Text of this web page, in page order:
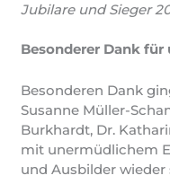
Jubilare und Sieger
Besonderer Dank
Besonderen Dank
Susanne Müller-
Burkhardt, Dr.
mit unermüdlichem
und Ausbilder